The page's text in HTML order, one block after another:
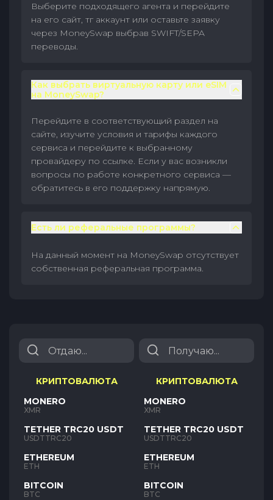
Выберите подходящего агента и перейдите
на его сайт, тг аккаунт или оставьте заявку
через MoneySwap выбрав SWIFT/SEPA
переводы.
Как выбрать виртуальную карту или eSIM
на MoneySwap?
Перейдите в соответствующий раздел на
сайте, изучите условия и тарифы каждого
сервиса и перейдите к выбранному
провайдеру по ссылке. Если у вас возникли
вопросы по работе конкретного сервиса —
обратитесь в его поддержку напрямую.
Есть ли реферальные программы?
На данный момент на MoneySwap отсутствует
собственная реферальная программа.
КРИПТОВАЛЮТА
MONERO
XMR
TETHER TRC20 USDT
USDTTRC20
ETHEREUM
ETH
BITCOIN
BTC
КРИПТОВАЛЮТА
MONERO
XMR
TETHER TRC20 USDT
USDTTRC20
ETHEREUM
ETH
BITCOIN
BTC